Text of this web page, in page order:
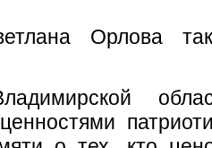
Орлова